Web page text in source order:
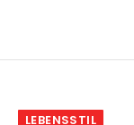
LEBENSSTIL